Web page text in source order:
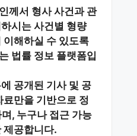
께서 형사 사건과 관
시는 사건별 형량
이해하실 수 있도록
법률 정보 플랫폼입
공개된 기사 및 공
료만을 기반으로 정
, 누구나 접근 가능
제공합니다.